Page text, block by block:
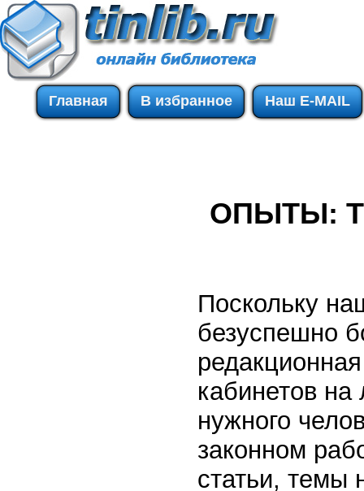
Главная В избранное Наш E-MAIL
ОПЫТЫ:
Поскольку
безуспешно
кабинетов на
нужного
законном
статьи, темы